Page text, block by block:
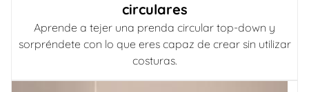
circulares
Aprende a tejer una prenda circular top-down y
sorpréndete con lo que eres capaz de crear sin utilizar
costuras.